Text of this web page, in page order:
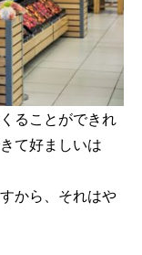
ることができれ
て好ましいは
から、それはや